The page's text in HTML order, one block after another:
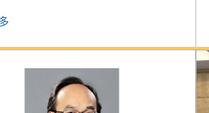
业创新的实战案例，增进学生
力素质。